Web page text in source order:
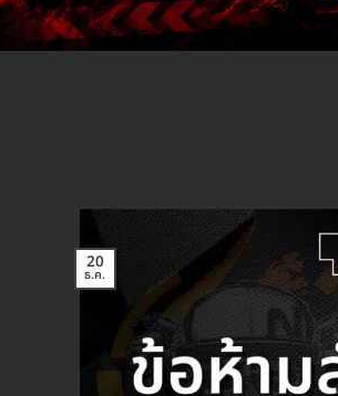
20
ธ.ค.